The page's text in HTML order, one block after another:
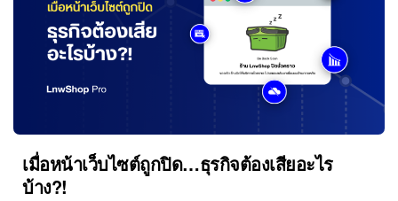
เมื่อหน้าเว็บไซต์ถูกปิด…ธุรกิจต้องเสียอะไร
บ้าง?!